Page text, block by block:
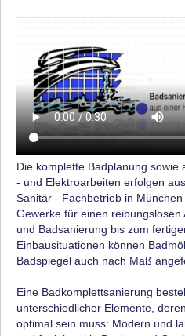
Die komplette Badplanung sowie
- und Elektroarbeiten erfolgen
Sanitär - Fachbetrieb in
Gewerke für einen
und Badsanierung bis zum
Einbausituationen können
Badspiegel auch nach Maß
Eine Badkomplettsanierung
unterschiedlicher Elemente,
optimal sein muss: Modern und